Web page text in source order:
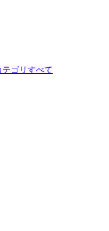
ゴリすべて